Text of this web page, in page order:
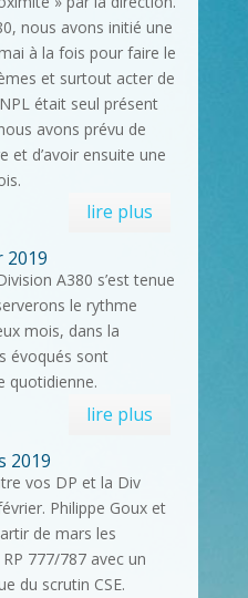
nous avons initié une
à la fois pour faire le
et surtout acter de
était seul présent
avons prévu de
et d’avoir ensuite une
lire plus
2019
A380 s’est tenue
le rythme
mois, dans la
évoqués sont
quotidienne.
lire plus
2019
vos DP et la Div
Philippe Goux et
de mars les
777/787 avec un
du scrutin CSE.